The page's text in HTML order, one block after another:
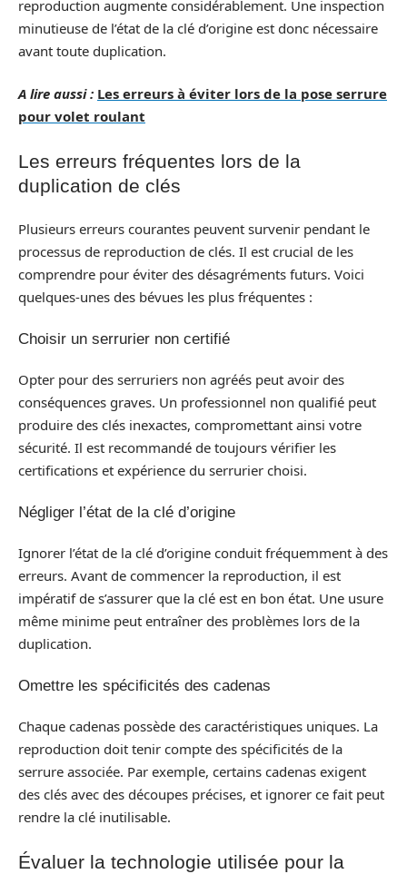
reproduction augmente considérablement. Une inspection
minutieuse de l’état de la clé d’origine est donc nécessaire
avant toute duplication.
A lire aussi : Les erreurs à éviter lors de la pose serrure
pour volet roulant
Les erreurs fréquentes lors de la
duplication de clés
Plusieurs erreurs courantes peuvent survenir pendant le
processus de reproduction de clés. Il est crucial de les
comprendre pour éviter des désagréments futurs. Voici
quelques-unes des bévues les plus fréquentes :
Choisir un serrurier non certifié
Opter pour des serruriers non agréés peut avoir des
conséquences graves. Un professionnel non qualifié peut
produire des clés inexactes, compromettant ainsi votre
sécurité. Il est recommandé de toujours vérifier les
certifications et expérience du serrurier choisi.
Négliger l’état de la clé d’origine
Ignorer l’état de la clé d’origine conduit fréquemment à des
erreurs. Avant de commencer la reproduction, il est
impératif de s’assurer que la clé est en bon état. Une usure
même minime peut entraîner des problèmes lors de la
duplication.
Omettre les spécificités des cadenas
Chaque cadenas possède des caractéristiques uniques. La
reproduction doit tenir compte des spécificités de la
serrure associée. Par exemple, certains cadenas exigent
des clés avec des découpes précises, et ignorer ce fait peut
rendre la clé inutilisable.
Évaluer la technologie utilisée pour la